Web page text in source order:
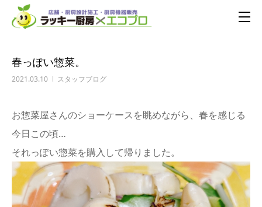
春っぽい惣菜。
2021.03.10 スタッフブログ
お惣菜屋さんのショーケースを眺めながら、春を感じる
今日この頃…
それっぽい惣菜を購入して帰りました。